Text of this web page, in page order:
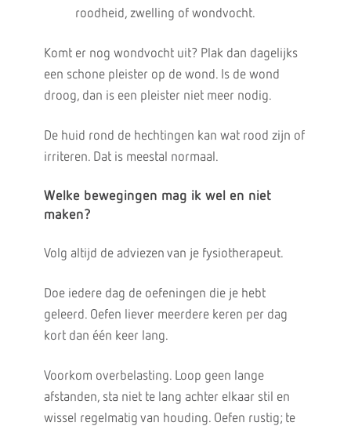
roodheid, zwelling of wondvocht.
Komt er nog wondvocht uit? Plak dan dagelijks
een schone pleister op de wond. Is de wond
droog, dan is een pleister niet meer nodig.
De huid rond de hechtingen kan wat rood zijn of
irriteren. Dat is meestal normaal.
Welke bewegingen mag ik wel en niet
maken?
Volg altijd de adviezen van je fysiotherapeut.
Doe iedere dag de oefeningen die je hebt
geleerd. Oefen liever meerdere keren per dag
kort dan één keer lang.
Voorkom overbelasting. Loop geen lange
afstanden, sta niet te lang achter elkaar stil en
wissel regelmatig van houding. Oefen rustig; te